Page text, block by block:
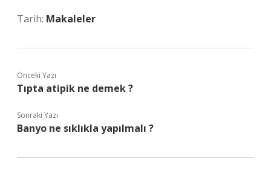
Tarih: Makaleler
Önceki Yazı
Tıpta atipik ne demek ?
Sonraki Yazı
Banyo ne sıklıkla yapılmalı ?